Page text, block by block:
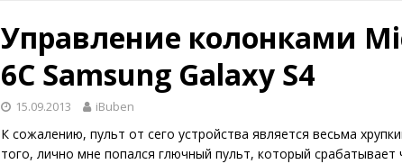
Управление колонками
6C Samsung Galaxy S4
15.09.2013 iBuben
К сожалению, пульт от сего устройства является весьма
того, лично мне попался глючный пульт, который срабатывает